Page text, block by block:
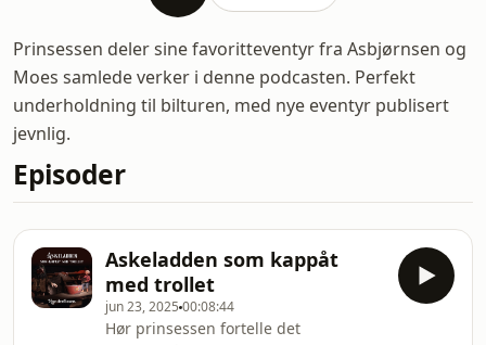
Prinsessen deler sine favoritteventyr fra Asbjørnsen og
Moes samlede verker i denne podcasten. Perfekt
underholdning til bilturen, med nye eventyr publisert
jevnlig.
Episoder
Askeladden som kappåt
med trollet
jun 23, 2025 00:08:44
Hør prinsessen fortelle det